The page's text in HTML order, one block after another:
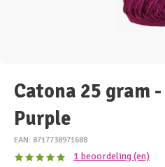
Catona 25 gram
Purple
EAN: 8717738971688
1 beoordeling (en)